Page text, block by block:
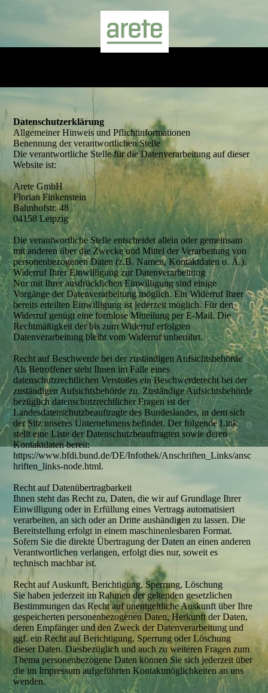
Datenschutzerklärung
Allgemeiner Hinweis und Pflichtinformationen
Benennung der verantwortlichen Stelle
Die verantwortliche Stelle für die Datenverarbeitung auf dieser
Website ist:
Arete GmbH
Florian Finkenstein
Bahnhofstr. 48
04158 Leipzig
Die verantwortliche Stelle entscheidet allein oder gemeinsam
mit anderen über die Zwecke und Mittel der Verarbeitung von
personenbezogenen Daten (z.B. Namen, Kontaktdaten o. Ä.).
Widerruf Ihrer Einwilligung zur Datenverarbeitung
Nur mit Ihrer ausdrücklichen Einwilligung sind einige
Vorgänge der Datenverarbeitung möglich. Ein Widerruf Ihrer
bereits erteilten Einwilligung ist jederzeit möglich. Für den
Widerruf genügt eine formlose Mitteilung per E-Mail. Die
Rechtmäßigkeit der bis zum Widerruf erfolgten
Datenverarbeitung bleibt vom Widerruf unberührt.
Recht auf Beschwerde bei der zuständigen Aufsichtsbehörde
Als Betroffener steht Ihnen im Falle eines
datenschutzrechtlichen Verstoßes ein Beschwerderecht bei der
zuständigen Aufsichtsbehörde zu. Zuständige Aufsichtsbehörde
bezüglich datenschutzrechtlicher Fragen ist der
Landesdatenschutzbeauftragte des Bundeslandes, in dem sich
der Sitz unseres Unternehmens befindet. Der folgende Link
stellt eine Liste der Datenschutzbeauftragten sowie deren
Kontaktdaten bereit:
https://www.bfdi.bund.de/DE/Infothek/Anschriften_Links/ansc
hriften_links-node.html.
Recht auf Datenübertragbarkeit
Ihnen steht das Recht zu, Daten, die wir auf Grundlage Ihrer
Einwilligung oder in Erfüllung eines Vertrags automatisiert
verarbeiten, an sich oder an Dritte aushändigen zu lassen. Die
Bereitstellung erfolgt in einem maschinenlesbaren Format.
Sofern Sie die direkte Übertragung der Daten an einen anderen
Verantwortlichen verlangen, erfolgt dies nur, soweit es
technisch machbar ist.
Recht auf Auskunft, Berichtigung, Sperrung, Löschung
Sie haben jederzeit im Rahmen der geltenden gesetzlichen
Bestimmungen das Recht auf unentgeltliche Auskunft über Ihre
gespeicherten personenbezogenen Daten, Herkunft der Daten,
deren Empfänger und den Zweck der Datenverarbeitung und
ggf. ein Recht auf Berichtigung, Sperrung oder Löschung
dieser Daten. Diesbezüglich und auch zu weiteren Fragen zum
Thema personenbezogene Daten können Sie sich jederzeit über
die im Impressum aufgeführten Kontaktmöglichkeiten an uns
wenden.